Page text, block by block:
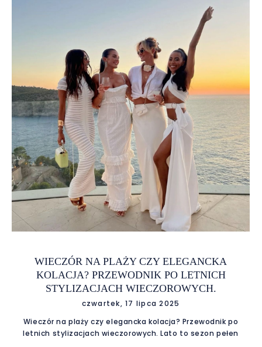
stylizacji, a wypożyczalnia sukienek w sierpniu oferuje
szeroki wybór modeli, które pozwolą Ci zabłysnąć bez
konieczności inwestowania w nową garderobę. Wakacyjne
wieczory często spędzamy na przyjęciach w plenerze,
romantycznych randkach czy wyjściach do eleganckich
restauracji. Zamiast kupować sukienkę na jednorazowe
wyjście, warto postawić na wypożyczenie kreacji, która
idealnie wpisze się w klimat letnich okazji. Dzięki temu
oszczędzasz pieniądze i unikasz dylematu
WIECZÓR NA PLAŻY CZY ELEGANCKA
KOLACJA? PRZEWODNIK PO LETNICH
STYLIZACJACH WIECZOROWYCH.
czwartek, 17 lipca 2025
Wieczór na plaży czy elegancka kolacja? Przewodnik po
letnich stylizacjach wieczorowych. Lato to sezon pełen